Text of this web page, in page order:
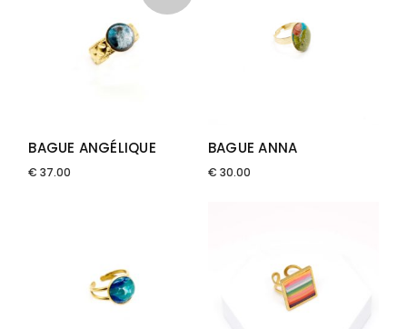
BAGUE ANGÉLIQUE
€ 37.00
BAGUE ANNA
€ 30.00